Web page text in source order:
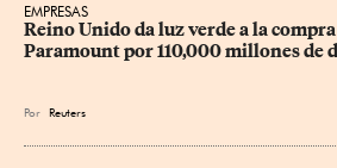
EMPRESAS
Reino Unido da luz verde a la
Paramount por 110,000 millones de
Por Reuters